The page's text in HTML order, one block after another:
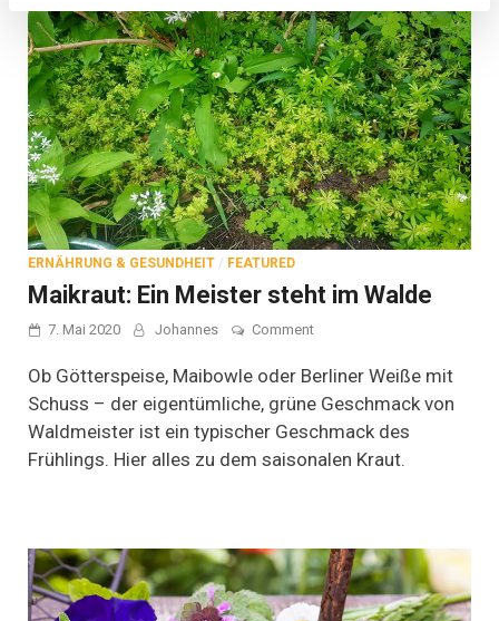
ERNÄHRUNG & GESUNDHEIT / FEATURED
Maikraut: Ein Meister steht im Walde
7. Mai 2020 Johannes Commenton
Ein
Meister
steht
im
Ob Götterspeise, Maibowle oder Berliner Weiße mit
Schuss – der eigentümliche, grüne Geschmack von
Waldmeister ist ein typischer Geschmack des
Frühlings. Hier alles zu dem saisonalen Kraut.